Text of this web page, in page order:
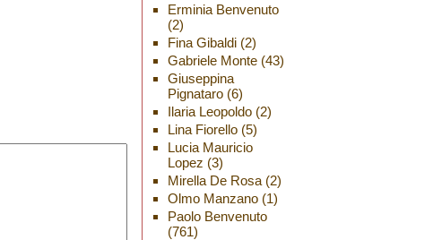
Erminia Benvenuto
(2)
Fina Gibaldi(2)
Gabriele Monte(43)
Giuseppina
Pignataro(6)
Ilaria Leopoldo(2)
Lina Fiorello(5)
Lucia Mauricio
Lopez (3)
Mirella De Rosa(2)
Olmo Manzano(1)
Paolo Benvenuto
(761)